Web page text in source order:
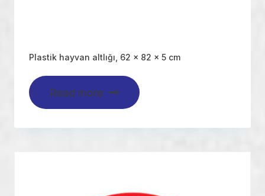
Plastik hayvan altlığı, 62 x 82 x 5 cm
Read more